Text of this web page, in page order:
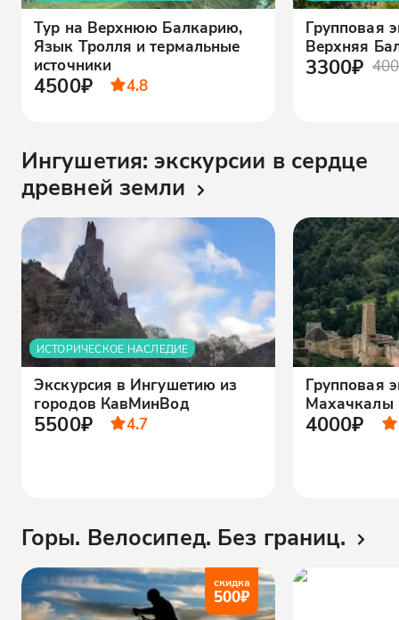
Тур на Верхнюю Балкарию,
Язык Тролля и термальные
источники
4500₽ 4.8
Групповая
Верхняя
3300₽
Ингушетия: экскурсии в сердце
древней земли
ИСТОРИЧЕСКОЕ НАСЛЕДИЕ
Экскурсия в Ингушетию из
городов КавМинВод
5500₽ 4.7
Групповая
Махачкалы
4000₽
Горы. Велосипед. Без границ.
скидка
500₽